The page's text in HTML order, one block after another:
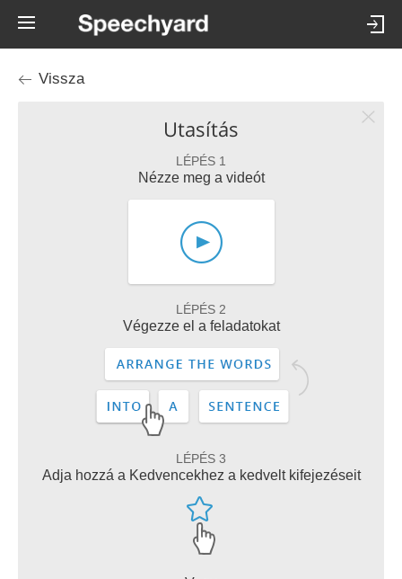
Vissza
Utasítás
LÉPÉS 1
Nézze meg a videót
LÉPÉS 2
Végezze el a feladatokat
LÉPÉS 3
Adja hozzá a Kedvencekhez a kedvelt kifejezéseit